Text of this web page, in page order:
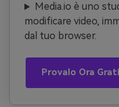
Media.io è uno
modificare video,
dal tuo browser.
Provalo Ora